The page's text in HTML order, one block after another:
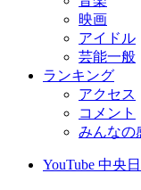
映画
アイドル
芸能一般
ランキング
アクセス
コメント
みんなの
YouTube 中央